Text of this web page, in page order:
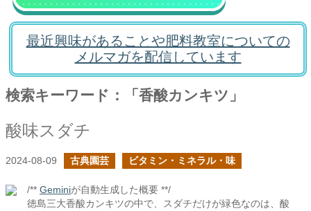
最近興味があることや肥料教室についての
メルマガを配信しています
検索キーワード：「香酸カンキツ」
酸味スダチ
2024-08-09 古典園芸 ビタミン・ミネラル・味
/** Geminiが自動生成した概要 **/
徳島三大香酸カンキツの中で、スダチだけが緑色なのは、酸